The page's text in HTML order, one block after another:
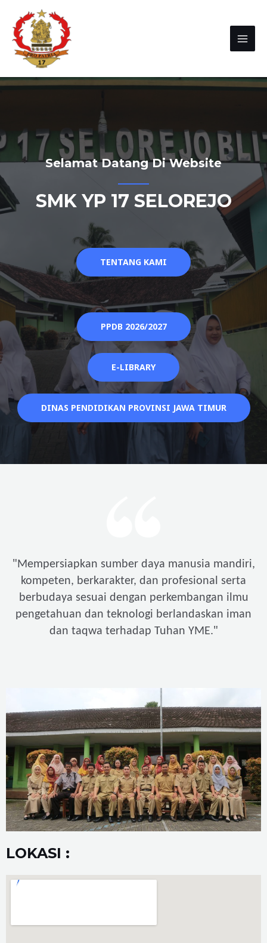
Selamat Datang Di Website
SMK YP 17 SELOREJO
TENTANG KAMI
PPDB 2026/2027
E-LIBRARY
DINAS PENDIDIKAN PROVINSI JAWA TIMUR
"Mempersiapkan sumber daya manusia mandiri,
kompeten, berkarakter, dan profesional serta
berbudaya sesuai dengan perkembangan ilmu
pengetahuan dan teknologi berlandaskan iman
dan taqwa terhadap Tuhan YME."
LOKASI :